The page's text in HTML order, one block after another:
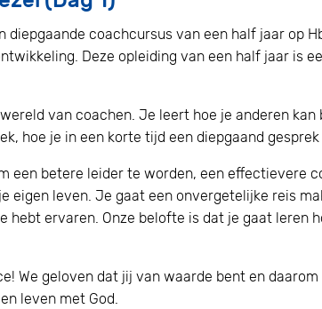
diepgaande coachcursus van een half jaar
Deze opleiding van een half jaar is
van coachen. Je leert hoe je anderen
hoe je in een korte tijd een diepgaand
een betere leider te worden, een effectievere
eigen leven. Je gaat een onvergetelijke reis
hebt ervaren. Onze belofte is dat je gaat leren
We geloven dat jij van waarde bent en
leven met God.